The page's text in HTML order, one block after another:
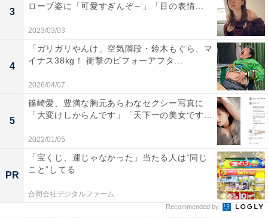
3
ローブ姿に「可愛すぎんぞ～」「目の表情...
2023/03/03
4
「ガリガリやんけ」空気階段・鈴木もぐら、マ
イナス38kg！ 衝撃のビフォーアフタ...
2026/04/07
5
篠崎愛、豊満な胸元あらわなセクシー写真に
「大変けしからんです」「天下一の美女です...
2022/01/05
PR
「宝くじ、運じゃなかった」当たる人は“同じ
こと”してる
合同会社デジタルファーム
Recommended by